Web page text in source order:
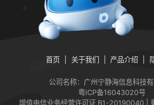
首页 关于我们 产品介绍
公司名称：广州宁静海信息科技有
粤ICP备16043020号
增值电信业务经营许可证 B1-20190040 |